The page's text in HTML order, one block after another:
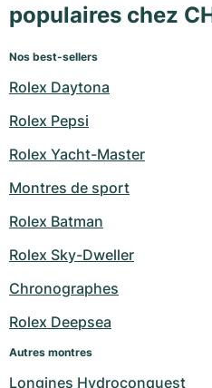
populaires chez
Nos best-sellers
Rolex Daytona
Rolex Pepsi
Rolex Yacht-Master
Montres de sport
Rolex Batman
Rolex Sky-Dweller
Chronographes
Rolex Deepsea
Autres montres
Longines Hydroconquest